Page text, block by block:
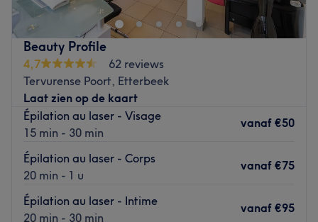
professionnel, l’établissement propose des traitements
ciblés réalisés avec précision afin de répondre aux
besoins de chaque client.
Transport public le plus proche
A deux minutes de l'arrêt de bus Chien Vert.
L’équipe
Vous serez entre de très bonnes mains grâce à l'attention
Nos coups de cœur :
L’atmosphère : un institut moderne à l'ambiance
conviviale et relaxante.
Beauty Profile
4,7
62 reviews
Tervurense Poort, Etterbeek
Laat zien op de kaart
Épilation au laser - Visage
15 min - 30 min
vanaf €50
Épilation au laser - Corps
20 min - 1 u
vanaf €75
Épilation au laser - Intime
20 min - 30 min
vanaf €95